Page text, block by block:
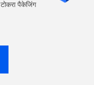
पैकेजिंग